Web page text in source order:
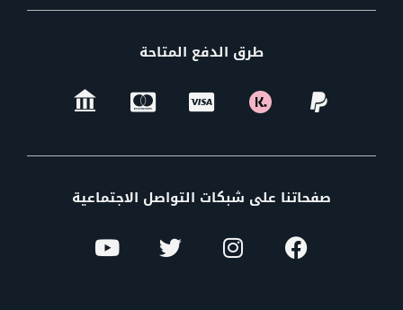
طرق الدفع المتاحة
صفحاتنا على شبكات التواصل الاجتماعية